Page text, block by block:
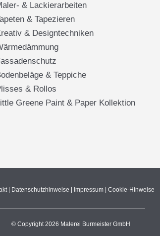
& Lackierarbeiten
& Tapezieren
& Designtechniken
& Teppiche
& Rollos
Greene Paint & Paper Kollektion
| Datenschutzhinweise Impressum |Cookie-Hinweise
© Copyright 2026 Malerei Burmeister GmbH